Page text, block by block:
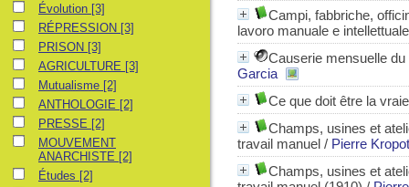
Campi, fabbriche,
lavoro manuale e intellettuale
Causerie mensuelle du
Garcia
Ce que doit être la
Champs, usines et
travail manuel / Pierre
Champs, usines et
ÉvolutionÉvolution [3]
RÉPRESSION
RÉPRESSION [3]
PRISONPRISON [3]
AGRICULTURE
AGRICULTURE [3]
Mutualisme
Mutualisme [2]
ANTHOLOGIE
ANTHOLOGIE [2]
PRESSEPRESSE [2]
MOUVEMENT ANARCHISTE
MOUVEMENT
ANARCHISTE [2]
ÉtudesÉtudes [2]